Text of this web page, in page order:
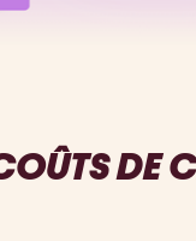
DE